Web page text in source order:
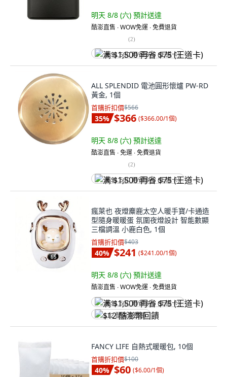
明天 8/8 (六) 預計送達
酷澎直售 ∙ WOW免運 ∙ 免費退貨
(2)
满 $1,500 再省 $75 (王道卡)
ALL SPLENDID 電池圓形懷爐 PW-RD
黃金, 1個
首購折扣價$566
35% $366 ($366.00/1個)
明天 8/8 (六) 預計送達
酷澎直售 ∙ 免運 ∙ 免費退貨
(2)
满 $1,500 再省 $75 (王道卡)
瘋萊也 夜燈麋鹿太空人暖手寶/卡通造
型隨身暖暖蛋 氛圍夜燈設計 智能數顯
三檔調溫 小鹿白色, 1個
首購折扣價$403
40% $241 ($241.00/1個)
明天 8/8 (六) 預計送達
酷澎直售 ∙ WOW免運 ∙ 免費退貨
满 $1,500 再省 $75 (王道卡)
$12 酷澎幣回饋
FANCY LIFE 自熱式暖暖包, 10個
首購折扣價$100
40% $60 ($6.00/1個)